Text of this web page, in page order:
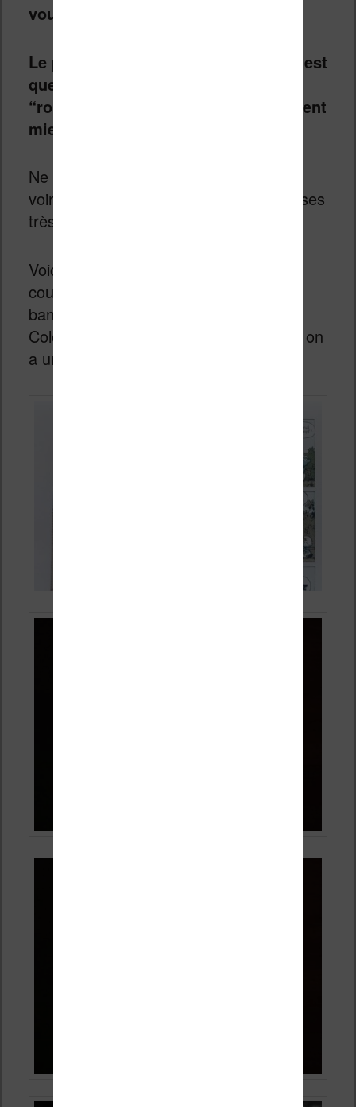
vous fatiguer les yeux rapidement.
Le problème de cette Vivlio Color, c’est
que pour la lecture des ebooks type
“roman”, les autres liseuses proposent
mieux.
Ne partez pas tout de suite, vous allez
voir que cette liseuse propose des choses
très intéressantes.
Voici quelques photos du rendu des
couleurs sur la lecture de différentes
bandes dessinées sur la liseuse Vivlio
Color (en poussant l’éclairage à 100%, on
a un meilleur rendu des couleurs) :